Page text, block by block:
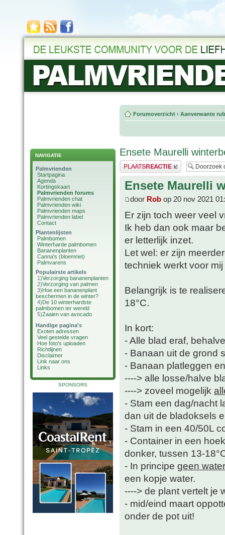
NAVIGATIE
Palmvrienden
Startpagina
Agenda
Kortingskaart
Palmvrienden forums
Palmvrienden chat
Palmvrienden wiki
Palmvrienden maps
Palmvrienden label
Contact
Plantenlijsten
Palmbomen
Winterharde palmbomen
Bananenplanten
Canna's (bloemriet)
Palmvarens
Populairste artikels
1)Verzorging bananenplanten
2)Verzorging van palmen
3)Hoe een bananenplant
beschermen in de winter?
4)De 10 winterhardste
palmbomen ter wereld
5)Zaaien van avocado
Handige pagina's
Exoten adressen
Veel gestelde vragen
Hoe foto's uploaden
Richtlijnen
Disclaimer
Link naar ons
Links
SPONSORS
Forumoverzicht ‹ Aanverwante
Ensete Maurelli
Plaats een reactie
Ensete Maurelli
door Rob op 20 nov 2021
Er zijn toch weer veel
Ik heb dan ook maar
er letterlijk inzet.
Let wel: er zijn
techniek werkt voor
Belangrijk is te
18°C.
In kort:
- Alle blad eraf,
- Banaan uit de grond
- Banaan platleggen
----> alle losse/halve
----> zoveel mogelijk
- Stam een dag/nacht
dan uit de bladoksels
- Stam in een 40/50L
- Container in een
donker, tussen 13-
- In principe geen
een kopje water.
----> de plant vertelt je
- mid/eind maart
onder de pot uit!